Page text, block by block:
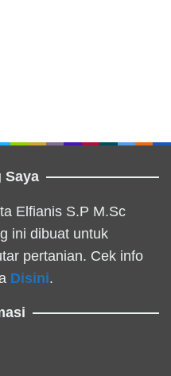
Saya
Elfianis S.P M.Sc
ini dibuat untuk
pertanian. Cek info
Disini.